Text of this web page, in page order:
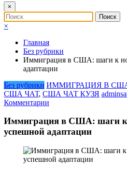
×
×
Главная
Без рубрики
Иммиграция в США: шаги к
адаптации
Без рубрики ИММИГРАЦИЯ В
США ЧАТ, США ЧАТ КУЗЯ
Комментарии
Иммиграция в США: шаги к
успешной адаптации